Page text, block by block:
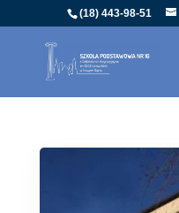
(18) 443-98-51